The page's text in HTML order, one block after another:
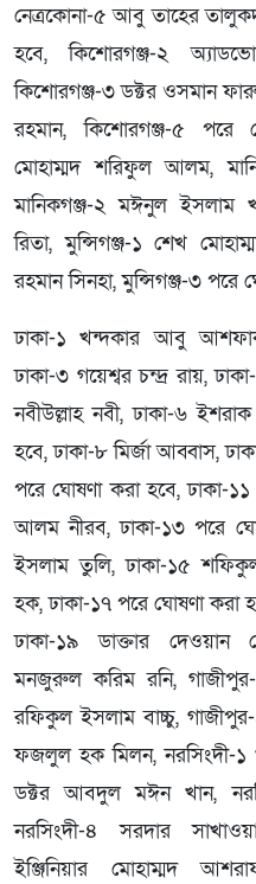
নেত্রকোনা-৫ আবু তাহের
হবে, কিশোরগঞ্জ-২
কিশোরগঞ্জ-৩ ডক্টর ওসমান
রহমান, কিশোরগঞ্জ-৫ পরে
মোহাম্মদ শরিফুল আলম,
মানিকগঞ্জ-২ মঈনুল ইসলাম
রিতা, মুন্সিগঞ্জ-১ শেখ
রহমান সিনহা, মুন্সিগঞ্জ-৩ পরে
ঢাকা-১ খন্দকার আবু
ঢাকা-৩ গয়েশ্বর চন্দ্র রায়,
নবীউল্লাহ নবী, ঢাকা-৬
হবে, ঢাকা-৮ মির্জা আব্বাস,
পরে ঘোষণা করা হবে, ঢাকা-
আলম নীরব, ঢাকা-১৩ পরে
ইসলাম তুলি, ঢাকা-১৫
হক, ঢাকা-১৭ পরে ঘোষণা করা
ঢাকা-১৯ ডাক্তার দেওয়ান
মনজুরুল করিম রনি,
রফিকুল ইসলাম বাচ্চু,
ফজলুল হক মিলন, নরসিংদী-১
ডক্টর আবদুল মঈন খান,
নরসিংদী-৪ সরদার
ইঞ্জিনিয়ার মোহাম্মদ